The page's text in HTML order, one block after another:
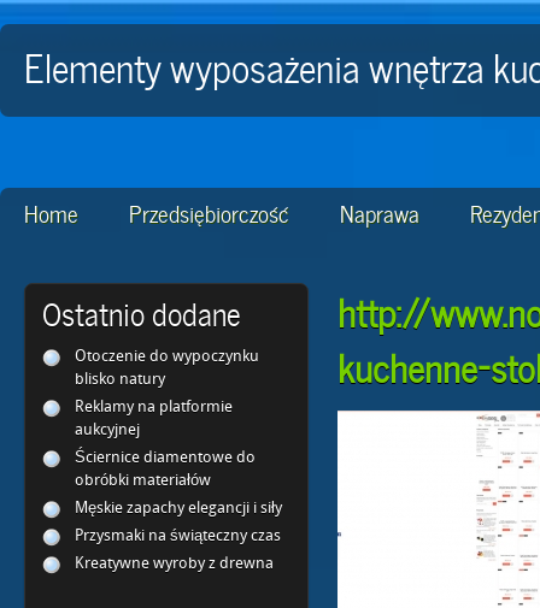
Elementy wyposażenia wnętrza
Home Przedsiębiorczość Naprawa
Ostatnio dodane
Otoczenie do wypoczynku
blisko natury
Reklamy na platformie
aukcyjnej
Ściernice diamentowe do
obróbki materiałów
Męskie zapachy elegancji i siły
Przysmaki na świąteczny czas
Kreatywne wyroby z drewna
http://
kuchenne-